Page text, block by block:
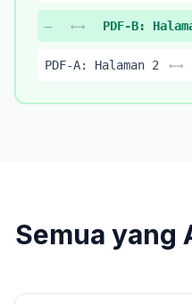
— ←→ PDF-B:
PDF-A: Halaman 2 ←→
Semua yang